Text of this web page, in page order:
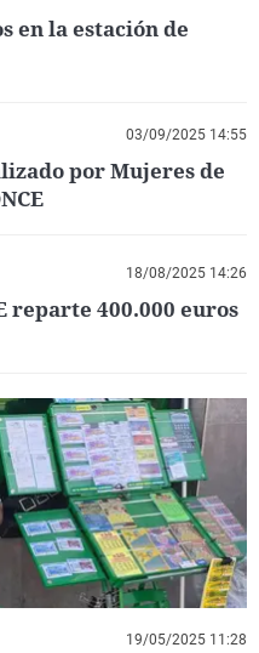
en la estación de
03/09/2025 14:55
por Mujeres de
18/08/2025 14:26
reparte 400.000 euros
19/05/2025 11:28